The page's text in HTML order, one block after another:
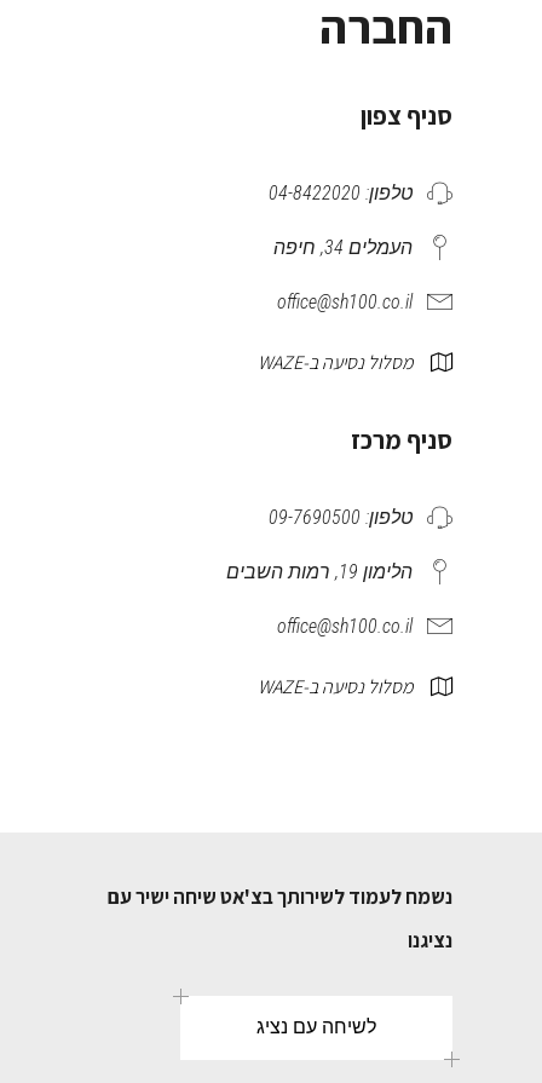
החברה
סניף צפון
טלפון: 04-8422020
העמלים 34, חיפה
office@sh100.co.il
מסלול נסיעה ב-WAZE
סניף מרכז
טלפון: 09-7690500
הלימון 19, רמות השבים
office@sh100.co.il
מסלול נסיעה ב-WAZE
נשמח לעמוד לשירותך בצ'אט שיחה ישיר עם
נציגנו
לשיחה עם נציג